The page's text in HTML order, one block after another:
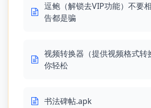
逗鲍（解锁去VIP功能）不要
告都是骗
视频转换器（提供视频格式转
你轻松
书法碑帖.apk